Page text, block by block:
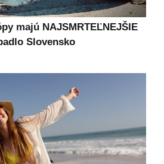
majú NAJSMRTEĽNEJŠIE
Slovensko